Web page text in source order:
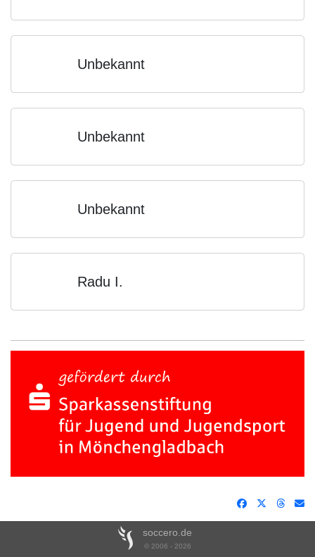
Unbekannt
Unbekannt
Unbekannt
Radu I.
soccero.de
© 2006 - 2026